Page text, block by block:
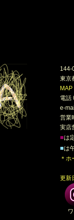
144-
東京
MAP
電話
e-mail
営
実店
■は
■は
＊ホ
更新